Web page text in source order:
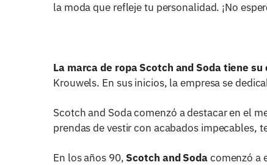
la moda que refleje tu personalidad. ¡No
La marca de ropa Scotch and Soda tiene
Krouwels. En sus inicios, la empresa se
Scotch and Soda comenzó a destacar en el
prendas de vestir con acabados impecables,
En los años 90, Scotch and Sodacomenzó a